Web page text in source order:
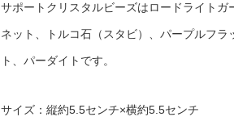
サポートクリスタルビーズはロードライト
ネット、トルコ石（スタビ）、パープルフ
ト、パーダイトです。
サイズ：縦約5.5センチ×横約5.5センチ